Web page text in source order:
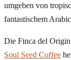
umgeben von
fantastischem
Die Finca del
Soul Seed Coffee